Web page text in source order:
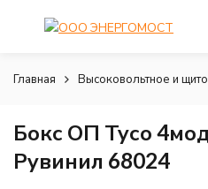
Главная Высоковольтное и
Бокс ОП Тусо
Рувинил 68024